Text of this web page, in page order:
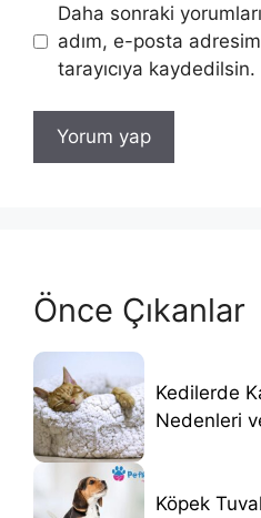
Daha sonraki
adım, e-posta
tarayıcıya kaydedilsin.
Önce Çıkanlar
Kedilerde
Nedenleri
Köpek